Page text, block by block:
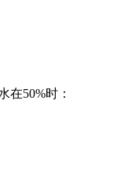
50%时：